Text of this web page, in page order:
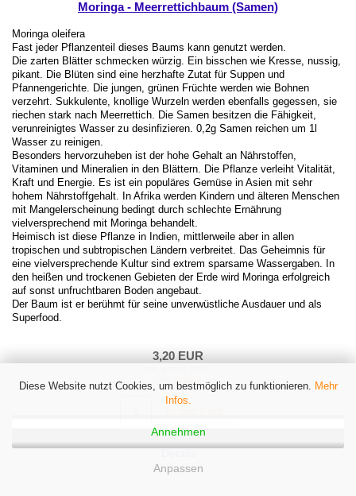
Diese Website nutzt Cookies, um bestmöglich zu funktionieren. Mehr
Infos.
Annehmen
Anpassen
Moringa - Meerrettichbaum (Samen)
Moringa oleifera
Fast jeder Pflanzenteil dieses Baums kann genutzt werden.
Die zarten Blätter schmecken würzig. Ein bisschen wie Kresse, nussig,
pikant. Die Blüten sind eine herzhafte Zutat für Suppen und
Pfannengerichte. Die jungen, grünen Früchte werden wie Bohnen
verzehrt. Sukkulente, knollige Wurzeln werden ebenfalls gegessen, sie
riechen stark nach Meerrettich. Die Samen besitzen die Fähigkeit,
verunreinigtes Wasser zu desinfizieren. 0,2g Samen reichen um 1l
Wasser zu reinigen.
Besonders hervorzuheben ist der hohe Gehalt an Nährstoffen,
Vitaminen und Mineralien in den Blättern. Die Pflanze verleiht Vitalität,
Kraft und Energie. Es ist ein populäres Gemüse in Asien mit sehr
hohem Nährstoffgehalt. In Afrika werden Kindern und älteren Menschen
mit Mangelerscheinung bedingt durch schlechte Ernährung
vielversprechend mit Moringa behandelt.
Heimisch ist diese Pflanze in Indien, mittlerweile aber in allen
tropischen und subtropischen Ländern verbreitet. Das Geheimnis für
eine vielversprechende Kultur sind extrem sparsame Wassergaben. In
den heißen und trockenen Gebieten der Erde wird Moringa erfolgreich
auf sonst unfruchtbaren Boden angebaut.
Der Baum ist er berühmt für seine unverwüstliche Ausdauer und als
Superfood.
3,20 EUR